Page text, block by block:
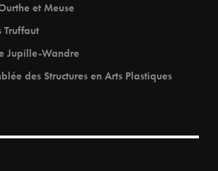
et Meuse
Truffaut
Jupille-Wandre
des Structures en Arts Plastiques